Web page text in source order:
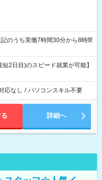
2日目)のスピード就業が可能】
応なし / パソコンスキル不要
詳細へ